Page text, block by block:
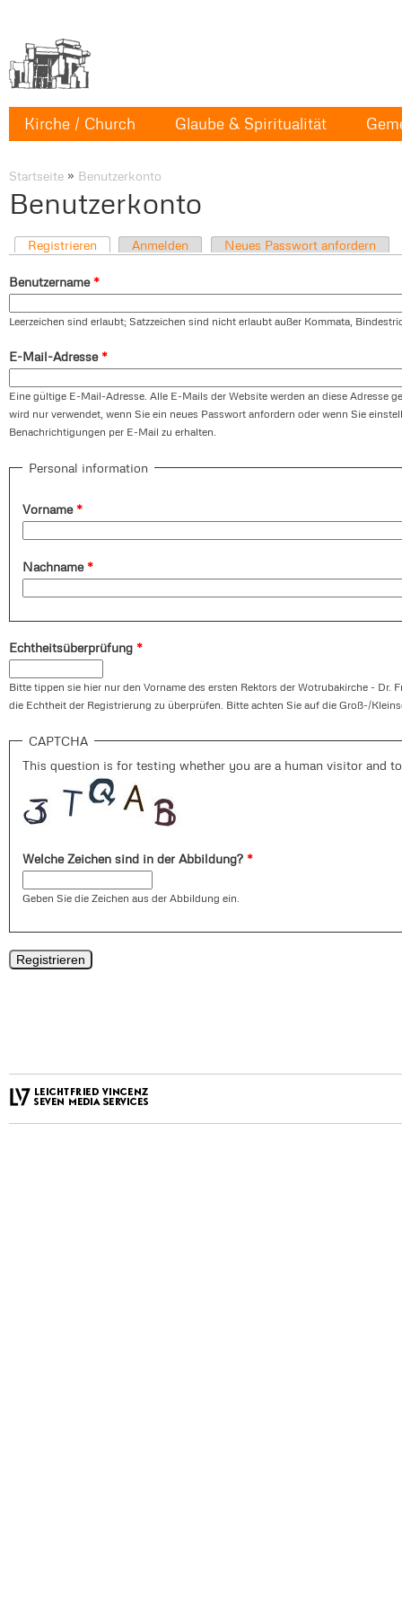
Kirche / Church Glaube & Spiritualität
Startseite » Benutzerkonto
Benutzerkonto
Registrieren Anmelden Neues Passwort anfordern
Benutzername *
Leerzeichen sind erlaubt; Satzzeichen sind nicht erlaubt außer Kommata,
E-Mail-Adresse *
Eine gültige E-Mail-Adresse. Alle E-Mails der Website werden an diese Adresse
wird nur verwendet, wenn Sie ein neues Passwort anfordern oder wenn Sie
Benachrichtigungen per E-Mail zu erhalten.
Personal information
Vorname *
Nachname *
Echtheitsüberprüfung *
Bitte tippen sie hier nur den Vorname des ersten Rektors der Wotrubakirche - Dr.
die Echtheit der Registrierung zu überprüfen. Bitte achten Sie auf die Groß-/
CAPTCHA
This question is for testing whether you are a human visitor and
Welche Zeichen sind in der Abbildung? *
Geben Sie die Zeichen aus der Abbildung ein.